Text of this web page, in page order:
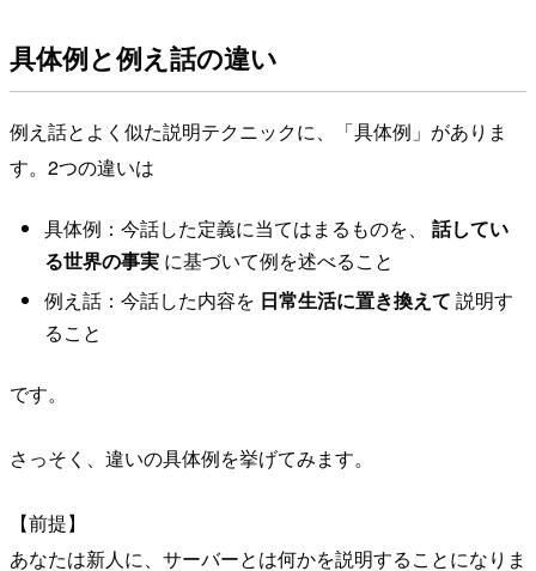
具体例と例え話の違い
例え話とよく似た説明テクニックに、「具体例」がありま
す。2つの違いは
具体例：今話した定義に当てはまるものを、 話してい
る世界の事実に基づいて例を述べること
例え話：今話した内容を 日常生活に置き換えて 説明す
ること
です。
さっそく、違いの具体例を挙げてみます。
【前提】
あなたは新人に、サーバーとは何かを説明することになりま